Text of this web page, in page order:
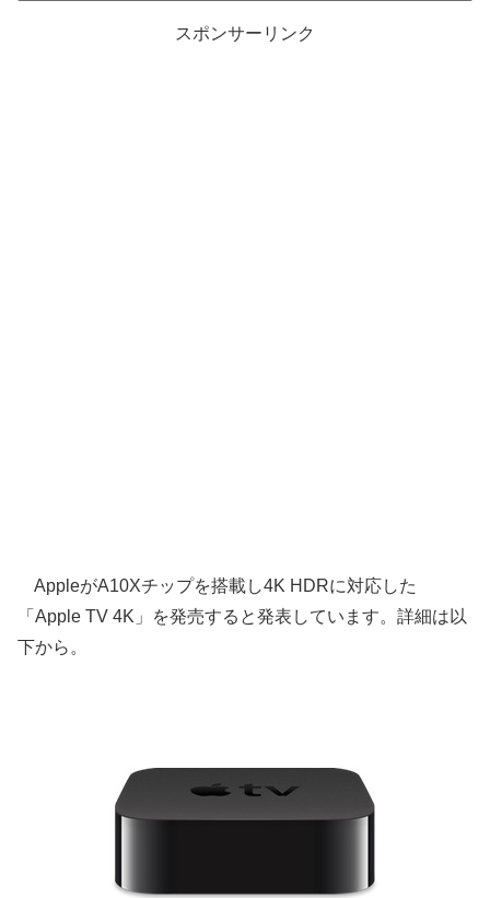
スポンサーリンク
AppleがA10Xチップを搭載し4K HDRに対応した
「Apple TV 4K」を発売すると発表しています。詳細は以
下から。